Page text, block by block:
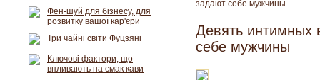
задают себе мужчины
Девять интимных
себе мужчины
Фен-шуй для бізнесу, для
розвитку вашої кар'єри
Три чайні світи Фуцзяні
Ключові фактори, що
впливають на смак кави